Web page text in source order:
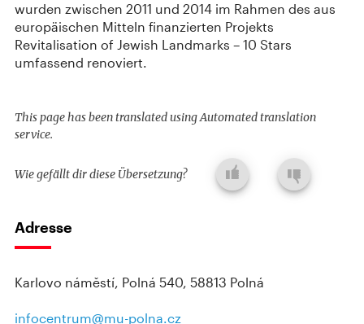
wurden zwischen 2011 und 2014 im Rahmen des aus
europäischen Mitteln finanzierten Projekts
Revitalisation of Jewish Landmarks – 10 Stars
umfassend renoviert.
This page has been translated using Automated translation
service.
Wie gefällt dir diese Übersetzung?
Adresse
Karlovo náměstí, Polná 540, 58813 Polná
infocentrum@mu-polna.cz